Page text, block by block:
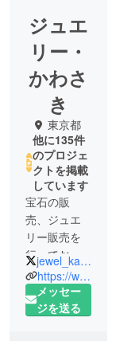
ジュエ
リー・
かわさ
き
東京都
他に135件
のプロジェ
クトを掲載
しています
宝石の販
売、ジュエ
リー販売を
行っており
ます「ジュ
エリー・か
わさき」代
jewel_kawasaki
https://www.jewelrykawasaki.com/
メッセー
ジを送る